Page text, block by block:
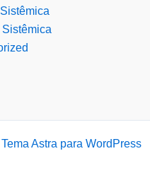
Tema Astra para WordPress